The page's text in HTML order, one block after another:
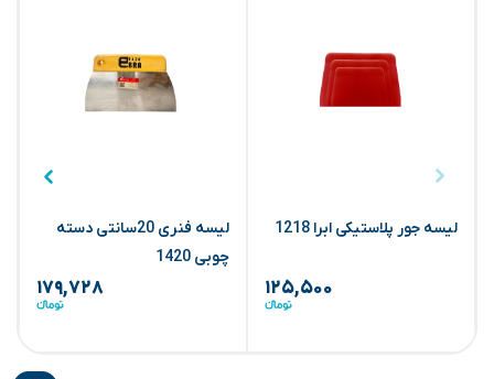
لیسه جور پلاستیکی ابرا 1218
۱۲۵,۵۰۰
لیسه فنری 20سانتی دسته
چوبی 1420
۱۷۹,۷۲۸